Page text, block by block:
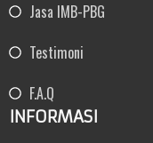
Jasa IMB-PBG
Testimoni
F.A.Q
INFORMASI